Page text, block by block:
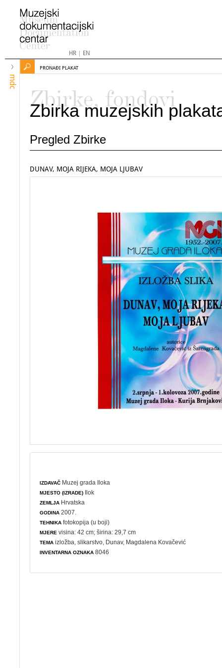
HR| EN
mdc
PRONAĐI PLAKAT
Zbirke, fondovi
Zbirka muzejskih
Pregled Zbirke
DUNAV, MOJA RIJEKA, MOJA LJUBAV
IZDAVAČ Muzej grada Iloka
MJESTO (IZRADE) Ilok
ZEMLJA Hrvatska
GODINA 2007.
TEHNIKA fotokopija (u boji)
MJERE visina: 42 cm; širina: 29,7 cm
TEMA izložba ,slikarstvo , Dunav, Magdalena Kovačević
INVENTARNA OZNAKA 8046